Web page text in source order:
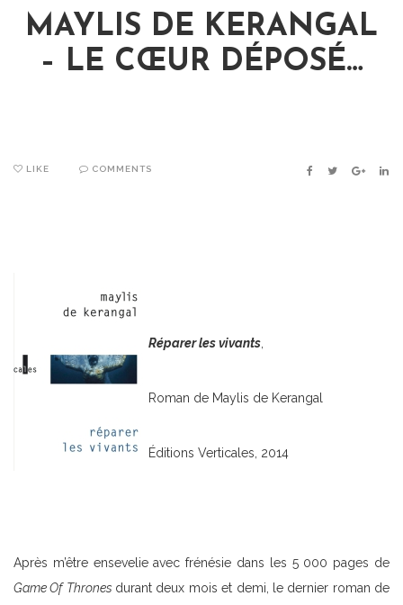
MAYLIS DE KERANGAL
– LE CŒUR DÉPOSÉ…
LIKE COMMENTS FACEBOOK
TWITTER
Réparer les vivants
Roman de Maylis de Kerangal
Éditions Verticales, 2014
Après m’être ensevelie avec frénésie dans les 5 000 pages de
Game Of Thrones durant deux mois et demi, le dernier roman de